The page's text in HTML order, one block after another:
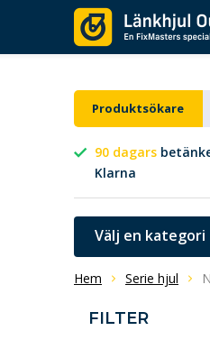
Produktsökare
90 dagars
Klarna
Välj en kategori
Hem Serie hjul
FILTER